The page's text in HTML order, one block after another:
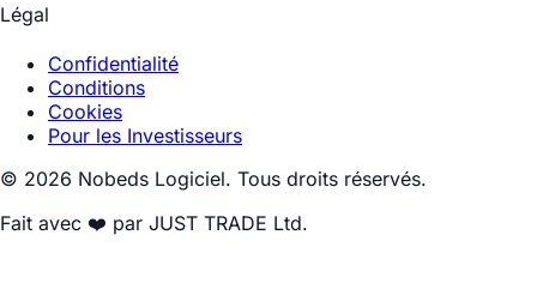
Légal
Confidentialité
Conditions
Cookies
Pour les Investisseurs
© 2026 Nobeds Logiciel. Tous droits réservés.
Fait avec ❤️ par JUST TRADE Ltd.